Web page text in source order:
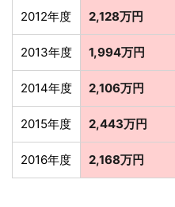
2012年度 2,128万円
2013年度 1,994万円
2014年度 2,106万円
2015年度 2,443万円
2016年度 2,168万円